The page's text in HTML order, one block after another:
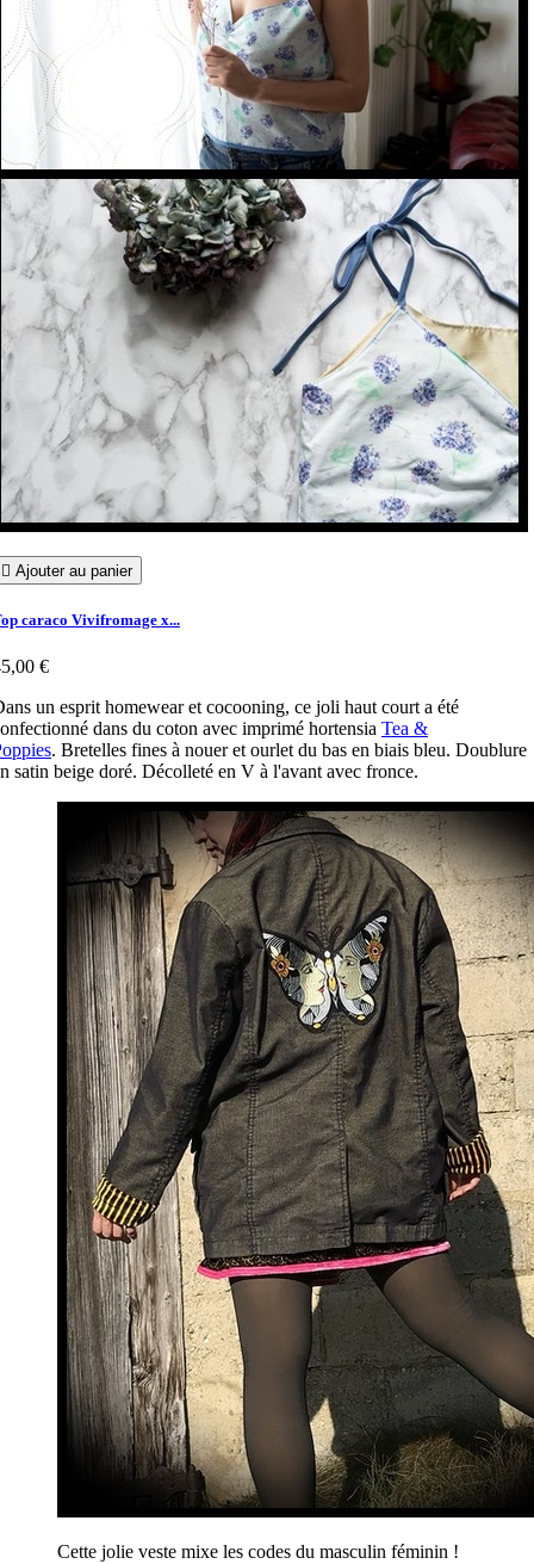
 Ajouter au panier
caraco Vivifromage x...
€
un esprit homewear et cocooning, ce joli haut court a été
dans du coton avec imprimé hortensia Tea &
. Bretelles fines à nouer et ourlet du bas en biais bleu. Doublure
satin beige doré. Décolleté en V à l'avant avec fronce.
Cette jolie veste mixe les codes du masculin féminin !